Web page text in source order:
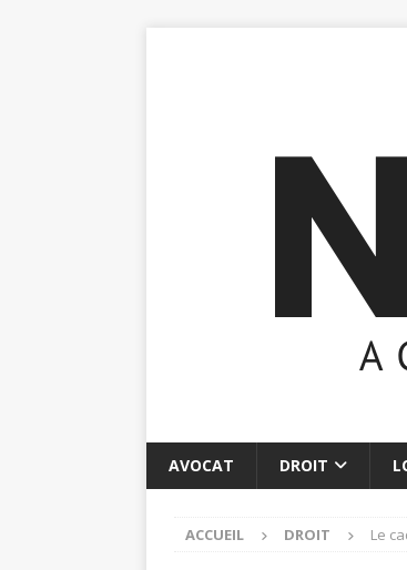
AVOCAT DROIT
ACCUEIL DROIT Le